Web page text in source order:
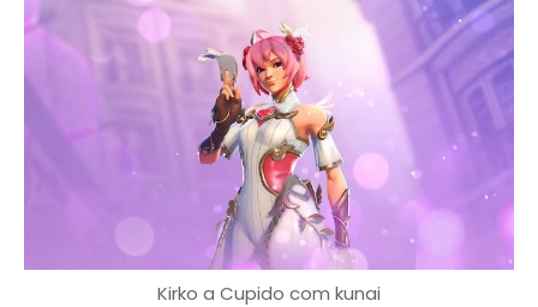
Kirko a Cupido com kunai